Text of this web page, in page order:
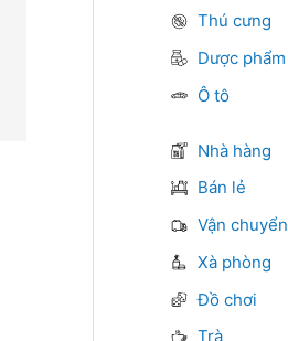
Thú cưng
Dược phẩm
Ô tô
Nhà hàng
Bán lẻ
Vận chuyển
Xà phòng
Đồ chơi
Trà